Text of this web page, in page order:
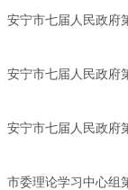
安宁市七届人民政府
安宁市七届人民政府
安宁市七届人民政府
市委理论学习中心组